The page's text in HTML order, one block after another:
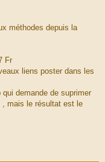
méthodes depuis la
Fr
liens poster dans les
demande de suprimer
, mais le résultat est le